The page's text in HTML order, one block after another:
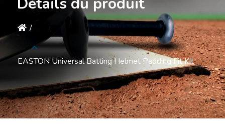
/
EASTON Universal Batting Helmet Padding Fit Kit